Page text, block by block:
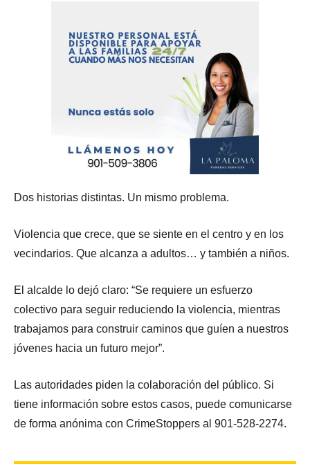
Dos historias distintas. Un mismo problema.
Violencia que crece, que se siente en el centro y en los
vecindarios. Que alcanza a adultos… y también a niños.
El alcalde lo dejó claro: “Se requiere un esfuerzo
colectivo para seguir reduciendo la violencia, mientras
trabajamos para construir caminos que guíen a nuestros
jóvenes hacia un futuro mejor”.
Las autoridades piden la colaboración del público. Si
tiene información sobre estos casos, puede comunicarse
de forma anónima con CrimeStoppers al 901-528-2274.